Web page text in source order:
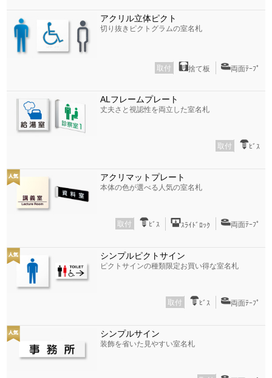
アクリル立体ピクト
切り抜きピクトグラムの室名札
取付 捨て板 両面ﾃｰﾌﾟ
ALフレームプレート
丈夫さと視認性を両立した室名札
取付 ﾋﾞｽ
アクリマットプレート
本体の色が選べる人気の室名札
取付 ﾋﾞｽ ｽﾗｲﾄﾞﾛｯｸ 両面ﾃｰﾌﾟ
シンプルピクトサイン
ピクトサインの種類限定お買い得な室名札
取付 ﾋﾞｽ 両面ﾃｰﾌﾟ
シンプルサイン
装飾を省いた見やすい室名札